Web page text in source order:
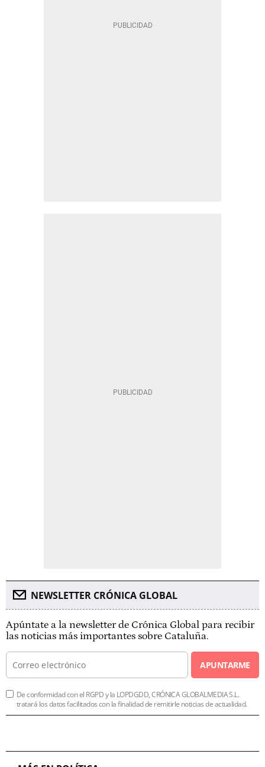
NEWSLETTER CRÓNICA GLOBAL
Apúntate a la newsletter de Crónica Global para recibir
las noticias más importantes sobre Cataluña.
APUNTARME
De conformidad con el RGPD y la LOPDGDD, CRÓNICA GLOBALMEDIA S.L.
tratará los datos facilitados con la finalidad de remitirle noticias de actualidad.